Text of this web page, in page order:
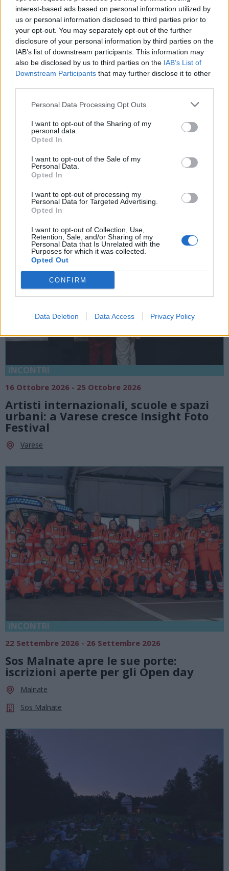
interest-based ads based on personal information utilized by
us or personal information disclosed to third parties prior to
your opt-out. You may separately opt-out of the further
disclosure of your personal information by third parties on the
IAB’s list of downstream participants. This information may
also be disclosed by us to third parties on the IAB’s List of
Downstream Participants that may further disclose it to other
Personal Data Processing Opt Outs
I want to opt-out of the Sharing of my
personal data.
Opted In
I want to opt-out of the Sale of my
Personal Data.
Opted In
I want to opt-out of processing my
Personal Data for Targeted Advertising.
Opted In
I want to opt-out of Collection, Use,
Retention, Sale, and/or Sharing of my
Personal Data that Is Unrelated with the
Purposes for which it was collected.
Opted Out
CONFIRM
Data Deletion Data Access Privacy Policy
Tutti gli eventi
diagostoa Materia
POTREBBERO INTERESSARTI ANCHE
INCONTRI
16 Ottobre 2026 - 25 Ottobre 2026
Artisti internazionali, scuole e spazi
urbani: a Varese cresce Insight Foto
Festival
Varese
INCONTRI
22 Settembre 2026 - 26 Settembre 2026
Sos Malnate apre le sue porte:
iscrizioni aperte per gli Open day
Malnate
Sos Malnate